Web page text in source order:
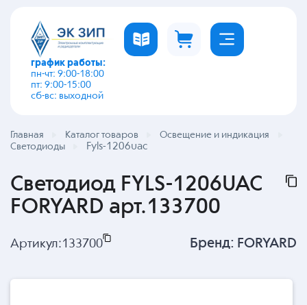
график работы:
пн-чт: 9:00-18:00
пт: 9:00-15:00
сб-вс: выходной
Главная Каталог товаров
Освещение и индикация
Светодиоды
Fyls-1206uac
Светодиод FYLS-1206UAC
FORYARD арт.133700
Артикул:133700 Бренд: FORYARD